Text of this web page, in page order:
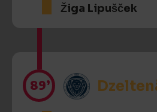
Žiga Lipušček
89’